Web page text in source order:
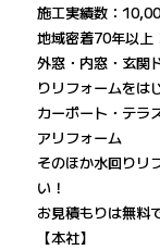
施工実績数：
地域密着70年以上
外窓・内窓・玄関
りリフォームをは
カーポート・テラ
アリフォーム
そのほか水回りリ
い！
お見積もりは無料
【本社】